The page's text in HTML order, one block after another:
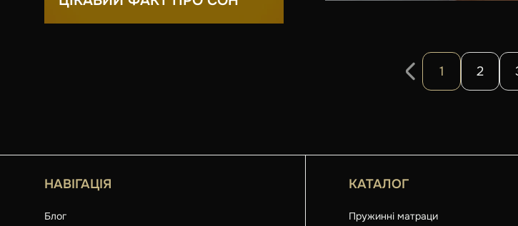
1 2
НАВІГАЦІЯ
Блог
КАТАЛОГ
Пружинні матраци